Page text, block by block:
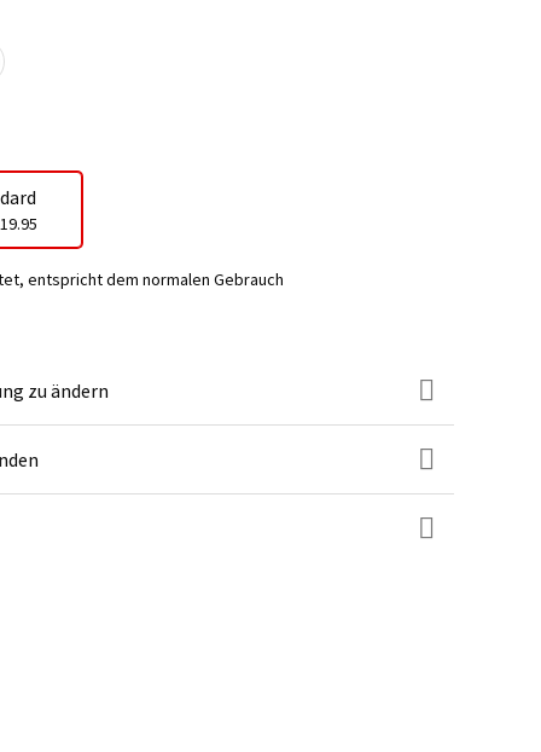
entspricht dem normalen Gebrauch
zu ändern